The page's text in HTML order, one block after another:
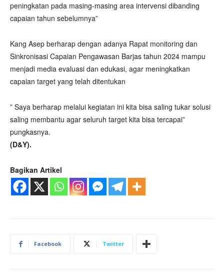
peningkatan pada masing-masing area intervensi dibanding
capaian tahun sebelumnya”
Kang Asep berharap dengan adanya Rapat monitoring dan
Sinkronisasi Capaian Pengawasan Barjas tahun 2024 mampu
menjadi media evaluasi dan edukasi, agar meningkatkan
capaian target yang telah ditentukan
” Saya berharap melalui kegiatan ini kita bisa saling tukar solusi
saling membantu agar seluruh target kita bisa tercapai”
pungkasnya.
(D&Y).
Bagikan Artikel
Facebook Twitter